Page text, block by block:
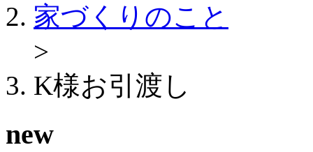
家づくりのこと
>
K様お引渡し
new